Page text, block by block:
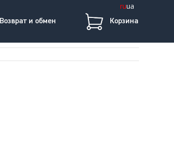
ruua
Возврат и обмен Корзина